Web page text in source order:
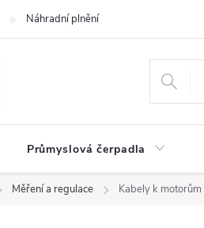
Náhradní plnění
Průmyslová čerpadla
Měření a regulace Kabely k motorům